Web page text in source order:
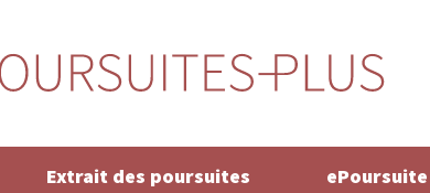
Extrait des poursuites ePoursuite